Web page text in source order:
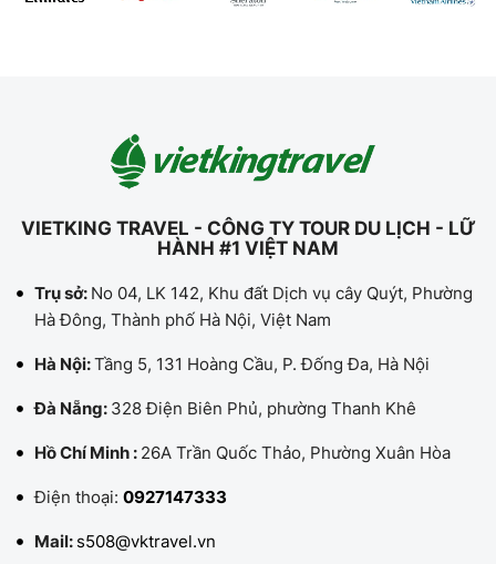
VIETKING TRAVEL - CÔNG TY TOUR DU LỊCH - LỮ
HÀNH #1 VIỆT NAM
Trụ sở: No 04, LK 142, Khu đất Dịch vụ cây Quýt, Phường
Hà Đông, Thành phố Hà Nội, Việt Nam
Hà Nội:Tầng 5, 131 Hoàng Cầu, P. Đống Đa, Hà Nội
Đà Nẵng: 328 Điện Biên Phủ, phường Thanh Khê
Hồ Chí Minh : 26A Trần Quốc Thảo, Phường Xuân Hòa
Điện thoại: 0927147333
Mail: s508@vktravel.vn